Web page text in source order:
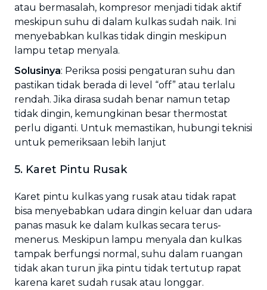
atau bermasalah, kompresor menjadi tidak aktif
meskipun suhu di dalam kulkas sudah naik. Ini
menyebabkan kulkas tidak dingin meskipun
lampu tetap menyala.
Solusinya: Periksa posisi pengaturan suhu dan
pastikan tidak berada di level “off” atau terlalu
rendah. Jika dirasa sudah benar namun tetap
tidak dingin, kemungkinan besar thermostat
perlu diganti. Untuk memastikan, hubungi teknisi
untuk pemeriksaan lebih lanjut
5. Karet Pintu Rusak
Karet pintu kulkas yang rusak atau tidak rapat
bisa menyebabkan udara dingin keluar dan udara
panas masuk ke dalam kulkas secara terus-
menerus. Meskipun lampu menyala dan kulkas
tampak berfungsi normal, suhu dalam ruangan
tidak akan turun jika pintu tidak tertutup rapat
karena karet sudah rusak atau longgar.